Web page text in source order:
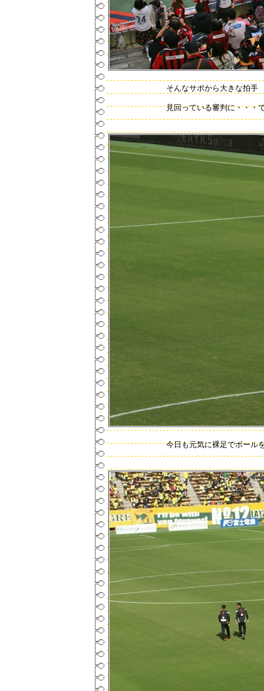
そんなサポから大きな拍手
見回っている審判に・・・
今日も元気に裸足でボー